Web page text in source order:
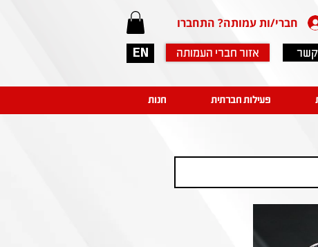
EN
חברי/ות עמותה? התחברו
אזור חברי העמותה קשר
פעילות חברתית חנות